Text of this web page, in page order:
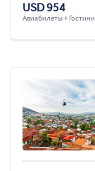
USD 954
Авиабилеты +